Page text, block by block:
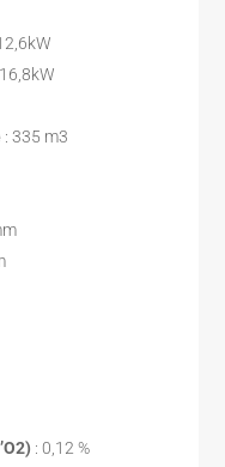
: 335 m3
: 0,12 %